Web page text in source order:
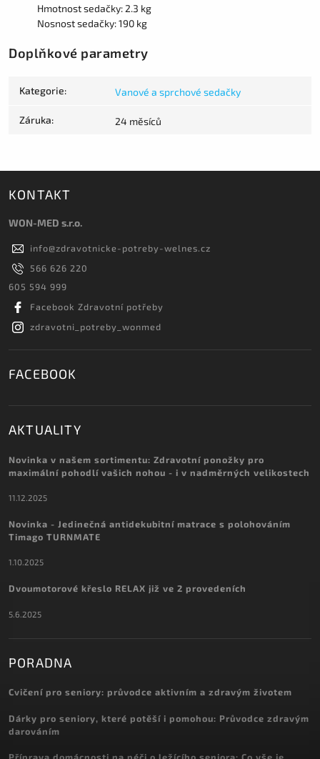
Hmotnost sedačky: 2.3 kg
Nosnost sedačky: 190 kg
Doplňkové parametry
Kategorie: Vanové a sprchové sedačky
Záruka: 24 měsíců
KONTAKT
WON-MED s.r.o.
info@zdravotnicke-potreby-welnes.cz
566 626 220
605 594 999
Facebook Zdravotní potřeby
zdravotni_potreby_wonmed
FACEBOOK
AKTUALITY
Novinka v našem sortimentu: Zdravotní ponožky pro
maximální pohodlí vašich nohou - i v nadměrných velikostech
11.12.2025
Novinka - Jedinečná antidekubitní matrace s polohováním
Timago TURNMATE
1.10.2025
Dvoumotorové křeslo RELAX již ve 2 provedeních
5.6.2025
PORADNA
Cvičení pro seniory: průvodce aktivním a zdravým životem
Dárky pro seniory, které potěší i pomohou: Průvodce zdravým
darováním